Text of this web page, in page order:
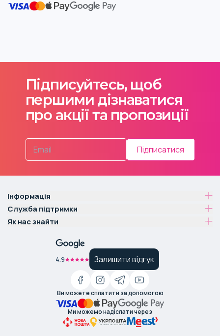
Підписуйтесь, щоб
першими дізнаватися
про акції та пропозиції
Підписатися
Інформація
Служба підтримки
Як нас знайти
4.9 Залишити відгук
Ви можете сплатити за допомогою
Ми можемо надіслати через